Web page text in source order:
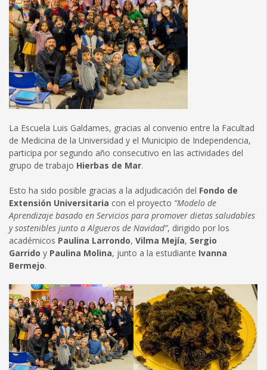
La Escuela Luis Galdames, gracias al convenio entre la Facultad
de Medicina de la Universidad y el Municipio de Independencia,
participa por segundo año consecutivo en las actividades del
grupo de trabajo Hierbas de Mar.
Esto ha sido posible gracias a la adjudicación del Fondo de
Extensión Universitaria con el proyecto “Modelo de
Aprendizaje basado en Servicios para promover dietas saludables
y sostenibles junto a Algueros de Navidad”, dirigido por los
académicos Paulina Larrondo, Vilma Mejía, Sergio
Garrido y Paulina Molina, junto a la estudiante Ivanna
Bermejo.